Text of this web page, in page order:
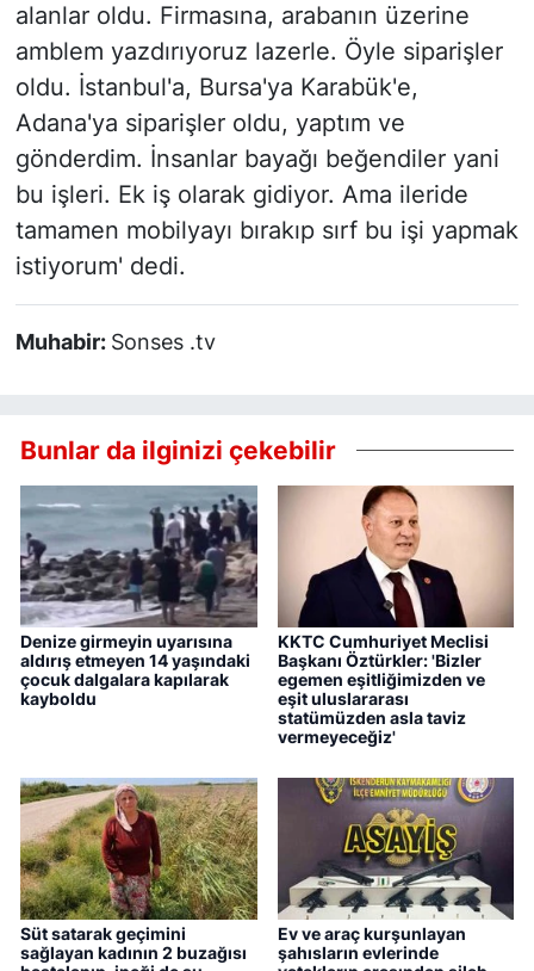
alanlar oldu. Firmasına, arabanın üzerine
amblem yazdırıyoruz lazerle. Öyle siparişler
oldu. İstanbul'a, Bursa'ya Karabük'e,
Adana'ya siparişler oldu, yaptım ve
gönderdim. İnsanlar bayağı beğendiler yani
bu işleri. Ek iş olarak gidiyor. Ama ileride
tamamen mobilyayı bırakıp sırf bu işi yapmak
istiyorum' dedi.
Muhabir: Sonses .tv
Bunlar da ilginizi çekebilir
Denize girmeyin uyarısına
aldırış etmeyen 14 yaşındaki
çocuk dalgalara kapılarak
kayboldu
KKTC Cumhuriyet Meclisi
Başkanı Öztürkler: 'Bizler
egemen eşitliğimizden ve
eşit uluslararası
statümüzden asla taviz
vermeyeceğiz'
Süt satarak geçimini
sağlayan kadının 2 buzağısı
Ev ve araç kurşunlayan
şahısların evlerinde